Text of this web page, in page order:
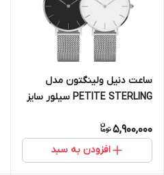
ساعت دنیل ولینگتون مدل
PETITE STERLING سیلور سایز
5,900,000
افزودن به سبد